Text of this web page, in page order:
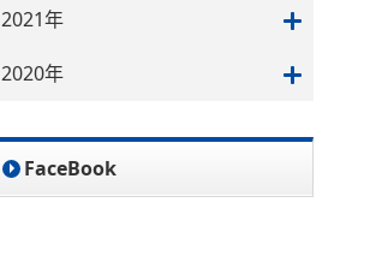
2021年
2020年
FaceBook